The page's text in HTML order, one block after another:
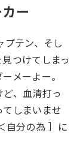
ー
テン、そし
つけてしまっ
メーよー。
、血清打っ
しまいませ
自分の為 ］に